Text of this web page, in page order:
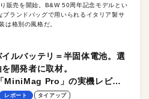
販売を開始。B&W 50周年記念モデルとい
ブランドバッグで用いられるイタリア製サ
は格別の風格だ。
ルバッテリ＝半固体電池。選
開発者に取材。
MiniMag Pro」の実機レビュ
レポート タイアップ